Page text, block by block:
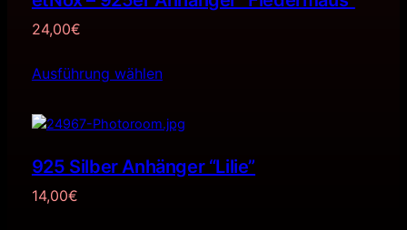
24,00€
Ausführung wählen
925 Silber Anhänger “Lilie”
14,00€